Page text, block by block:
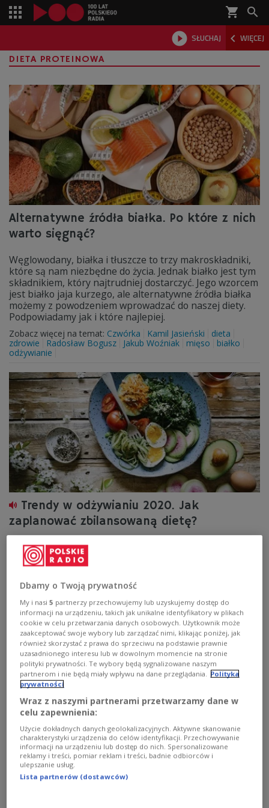
shopping_cart 
 SŁUCHAJ  WIĘCEJ

DIETA PROTEINOWA
Alternatywne źródła białka. Po które z nich
warto sięgnąć?
Węglowodany, białka i tłuszcze to trzy makroskładniki,
które są nam niezbędne do życia. Jednak białko jest tym
składnikiem, który najtrudniej dostarczyć. Jego wzorcem
jest białko jaja kurzego, ale alternatywne źródła białka
możemy z powodzeniem wprowadzać do naszej diety.
Podpowiadamy jak i które najlepiej.
Zobacz więcej na temat: Czwórka Kamil Jasieński
dieta
zdrowie
Radosław Bogusz Jakub Woźniak mięso
białko
odżywianie
Trendy w odżywianiu 2020. Jak
zaplanować zbilansowaną dietę?
Nowy rok to także nowe trendy w odżywianiu. Czy warto
ulegać takim modom? Co i jak jeść, żeby schudnąć? I jak
wytrwać w dietetycznym postanowieniu noworocznym?
O tym rozmawialiśmy z dietetyczką Jagodą Podkowską.
Zobacz więcej na temat: Czwórka Piotr Galus diety
dieta
dieta atkinsa
dieta bezglutenowa STYL ŻYCIA
Dietetyk: zdrowa dieta to stawianie na
jakość
Dbamy o Twoją prywatność
My i nasi5 partnerzy przechowujemy lub uzyskujemy dostęp do
informacji na urządzeniu, takich jak unikalne identyfikatory w plikach
cookie w celu przetwarzania danych osobowych. Użytkownik może
zaakceptować swoje wybory lub zarządzać nimi, klikając poniżej, jak
również skorzystać z prawa do sprzeciwu na podstawie prawnie
uzasadnionego interesu lub w dowolnym momencie na stronie
polityki prywatności. Te wybory będą sygnalizowane naszym
partnerom i nie będą miały wpływu na dane przeglądania. Polityka
prywatności
Wraz z naszymi partnerami przetwarzamy dane w
celu zapewnienia:
Użycie dokładnych danych geolokalizacyjnych. Aktywne skanowanie
charakterystyki urządzenia do celów identyfikacji. Przechowywanie
informacji na urządzeniu lub dostęp do nich. Spersonalizowane
reklamy i treści, pomiar reklam i treści, badnie odbiorców i
ulepszanie usług.
Lista partnerów (dostawców)